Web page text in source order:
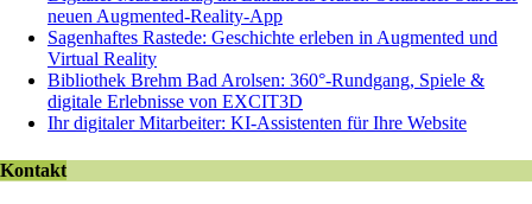
neuen Augmented-Reality-App
Sagenhaftes Rastede: Geschichte erleben in Augmented und
Virtual Reality
Bibliothek Brehm Bad Arolsen: 360°-Rundgang, Spiele &
digitale Erlebnisse von EXCIT3D
Ihr digitaler Mitarbeiter: KI-Assistenten für Ihre Website
Kontakt